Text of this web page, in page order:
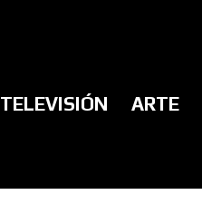
TELEVISIÓN ARTE